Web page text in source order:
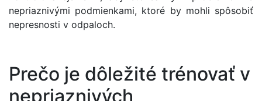
nepriaznivými podmienkami, ktoré by mohli spôsobiť
nepresnosti v odpaloch.
Prečo je dôležité trénovať v
nepriaznivých